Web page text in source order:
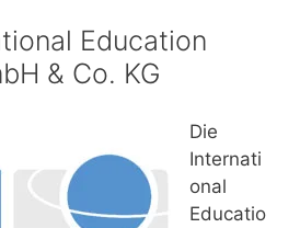
Education
& Co. KG
Die
Internati
onal
Educatio